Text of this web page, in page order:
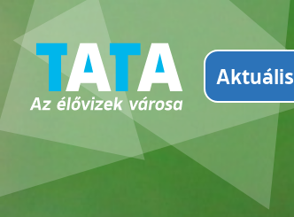
Aktuális